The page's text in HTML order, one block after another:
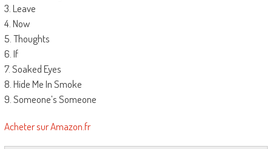
3. Leave
4. Now
5. Thoughts
6. If
7. Soaked Eyes
8. Hide Me In Smoke
9. Someone’s Someone
Acheter sur Amazon.fr